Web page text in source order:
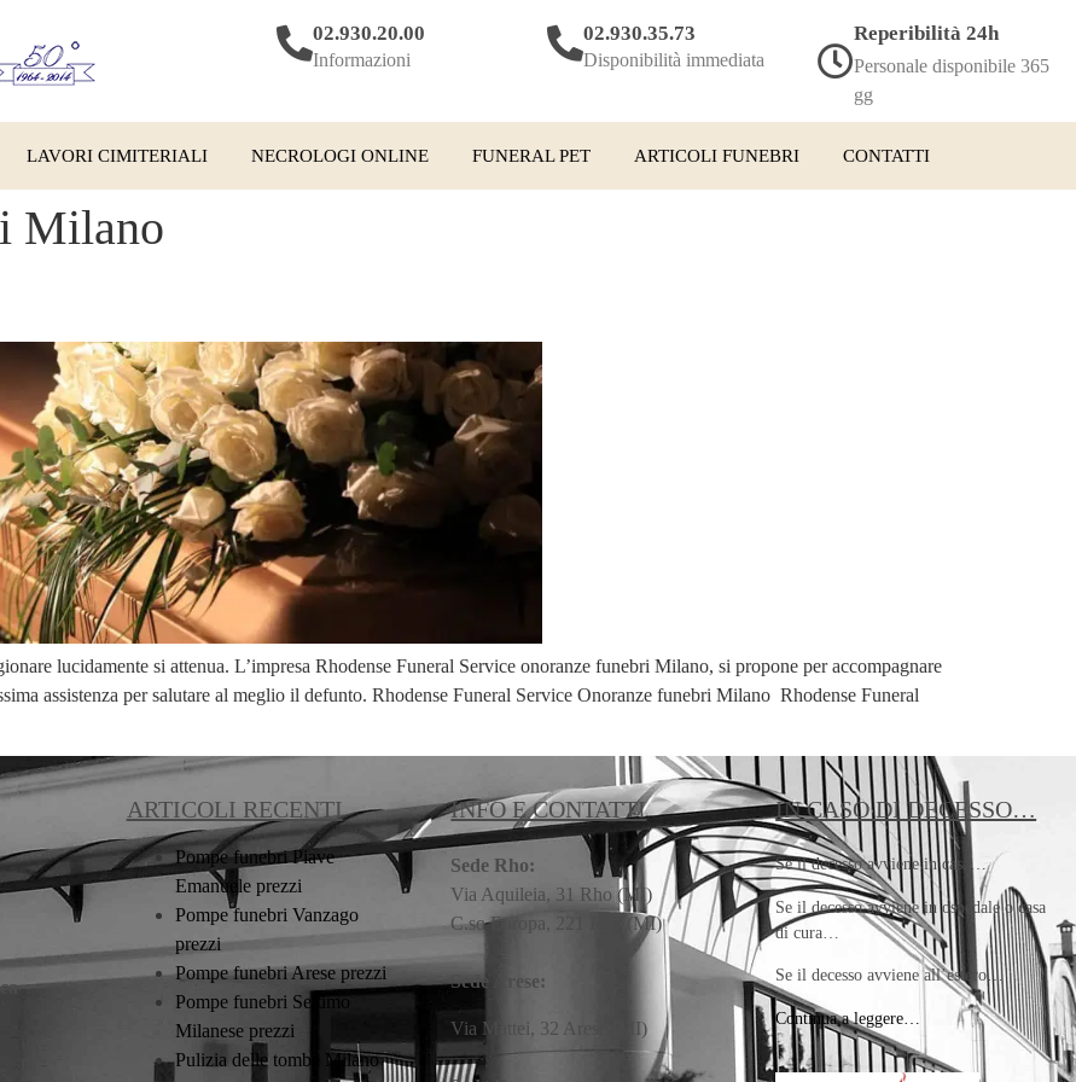
02.930.20.00
Informazioni
02.930.35.73
Disponibilità immediata
Reperibilità 24h
Personale disponibile 365
gg
LAVORI CIMITERIALI NECROLOGI ONLINE FUNERAL PET ARTICOLI FUNEBRI CONTATTI
Milano
lucidamente si attenua. L’impresa Rhodense Funeral Service onoranze funebri Milano, si propone per accompagnare
assistenza per salutare al meglio il defunto. Rhodense Funeral Service Onoranze funebri Milano Rhodense Funeral
ARTICOLI RECENTI
Pompe funebri Piave
Emanuele prezzi
Pompe funebri Vanzago
prezzi
Pompe funebri Arese prezzi
Pompe funebri Settimo
Milanese prezzi
Pulizia delle tombe Milano
INFO E CONTATTI
Sede Rho:
Via Aquileia, 31 Rho (MI)
C.so Europa, 221 Rho (MI)
Sede Arese:
Via Mattei, 32 Arese (MI)
IN CASO DI DECESSO…
Se il decesso avviene in casa…
Se il decesso avviene in ospedale o casa
di cura…
Se il decesso avviene all’estero…
Continua a leggere…